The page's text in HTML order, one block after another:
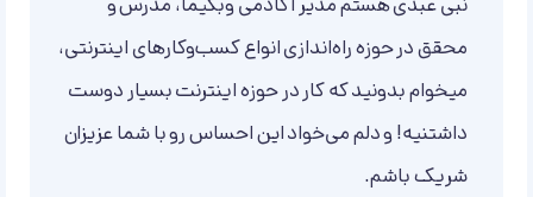
نبی عبدی هستم مدیر آکادمی وبکیما، مدرس و
محقق در حوزه راه‌اندازی انواع کسب‌وکارهای اینترنتی،
میخوام بدونید که کار در حوزه اینترنت بسیار دوست
داشتنیه! و دلم می‌خواد این احساس رو با شما عزیزان
شریک باشم.